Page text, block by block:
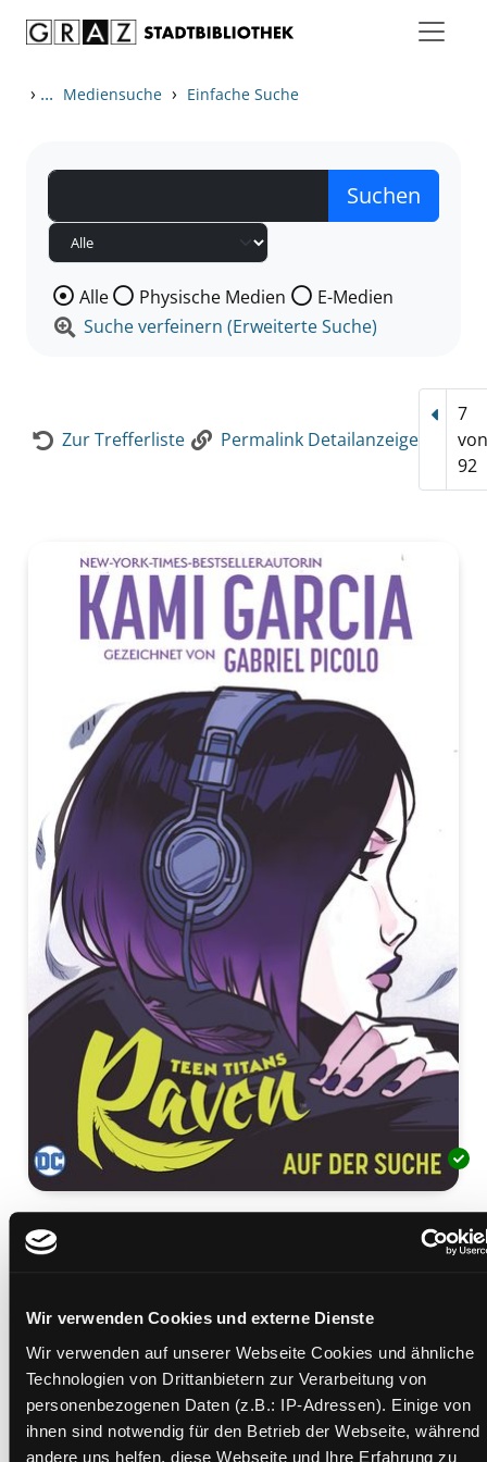
Wir verwenden Cookies und externe Dienste
Wir verwenden auf unserer Webseite Cookies und ähnliche
Technologien von Drittanbietern zur Verarbeitung von
personenbezogenen Daten (z.B.: IP-Adressen). Einige von
ihnen sind notwendig für den Betrieb der Webseite, während
andere uns helfen, diese Webseite und Ihre Erfahrung zu
› ... Mediensuche › Einfache Suche
Wählen Sie die Medienart nach der Sie suchen wollen.
Alle Physische Medien
E-Medien
Suche verfeinern (Erweiterte Suche)
Zur Trefferliste Permalink Detailanzeige
7
92
Teen titans
Verfasser:Suche nach diesem Verfasser
Picolo, Gabriel;Garcia, Kami
Beschreibung ein-/ausblenden
Mehr Informationen ein-/ausblenden